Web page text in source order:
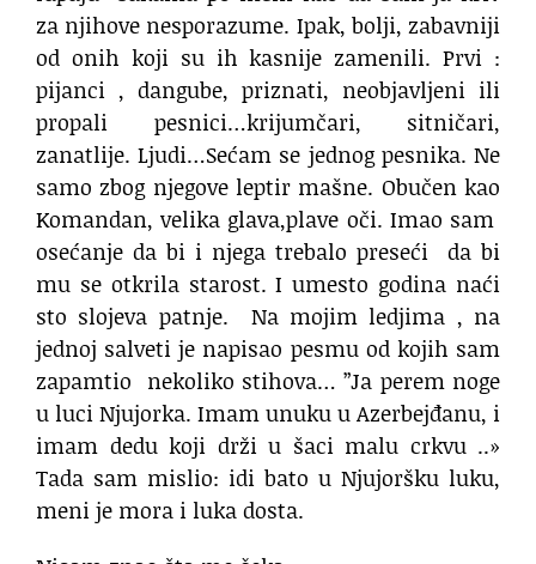
za njihove nesporazume. Ipak, bolji, zabavniji
od onih koji su ih kasnije zamenili. Prvi :
pijanci , dangube, priznati, neobjavljeni ili
propali pesnici…krijumčari, sitničari,
zanatlije. Ljudi…Sećam se jednog pesnika. Ne
samo zbog njegove leptir mašne. Obučen kao
Komandan, velika glava,plave oči. Imao sam
osećanje da bi i njega trebalo preseći da bi
mu se otkrila starost. I umesto godina naći
sto slojeva patnje. Na mojim ledjima , na
jednoj salveti je napisao pesmu od kojih sam
zapamtio nekoliko stihova… ”Ja perem noge
u luci Njujorka. Imam unuku u Azerbejđanu, i
imam dedu koji drži u šaci malu crkvu ..»
Tada sam mislio: idi bato u Njujoršku luku,
meni je mora i luka dosta.